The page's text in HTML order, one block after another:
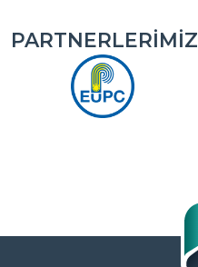
PARTNERLERIMIZ